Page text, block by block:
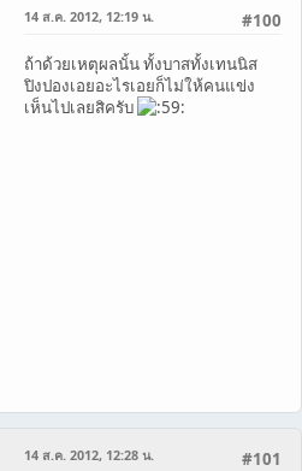
#100
14 ส.ค. 2012, 12:19 น.
ถ้าด้วยเหตุผลนั้น ทั้งบาสทั้งเทนนิส
ปิงปองเอยอะไรเอยก็ไม่ให้คนแข่ง
เห็นไปเลยสิครับ
#101
14 ส.ค. 2012, 12:28 น.